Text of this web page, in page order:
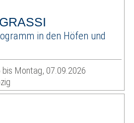
in den Höfen und
Montag, 07.09.2026